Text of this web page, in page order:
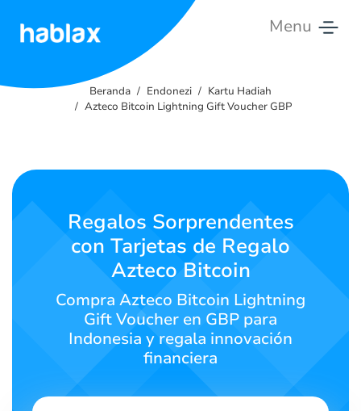
Menu
Kami
Bahasa Indonesia
SIGN UP
Beranda Endonezi
Kartu Hadiah
Azteco Bitcoin Lightning Gift Voucher GBP
Regalos Sorprendentes
con Tarjetas de Regalo
Azteco Bitcoin
Compra Azteco Bitcoin Lightning
Gift Voucher en GBP para
Indonesia y regala innovación
financiera